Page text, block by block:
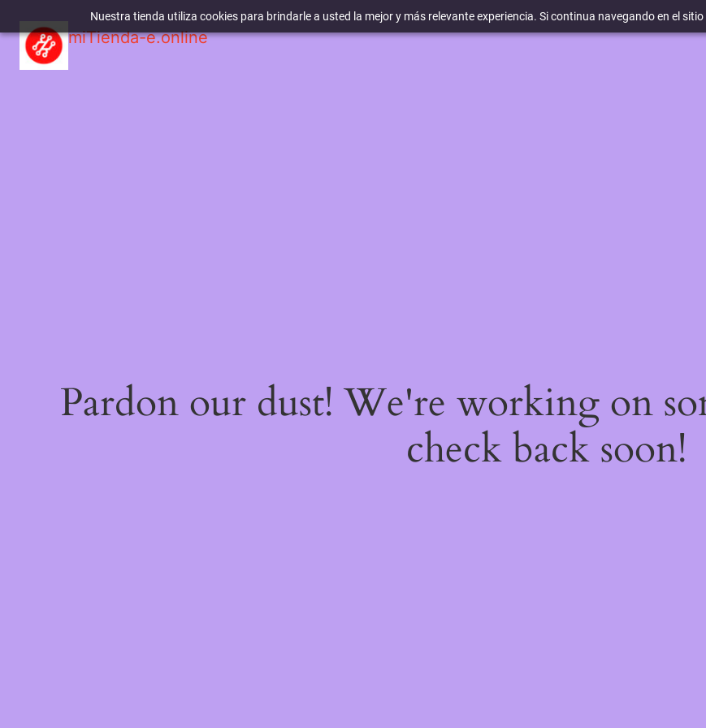
Nuestra tienda utiliza cookies para brindarle a usted la mejor y más relevante experiencia. Si continua navegando en el
miTienda-e.online
Pardon our dust! We're working on
check back soon!